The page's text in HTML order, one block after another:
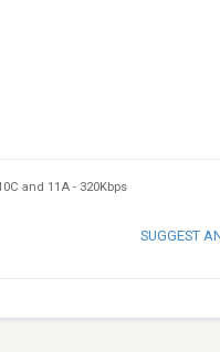
and 11A- 320Kbps
SUGGEST